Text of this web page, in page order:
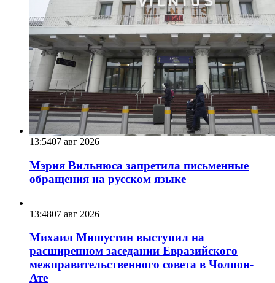
13:5407 авг 2026
Мэрия Вильнюса запретила письменные
обращения на русском языке
13:4807 авг 2026
Михаил Мишустин выступил на
расширенном заседании Евразийского
межправительственного совета в Чолпон-
Ате